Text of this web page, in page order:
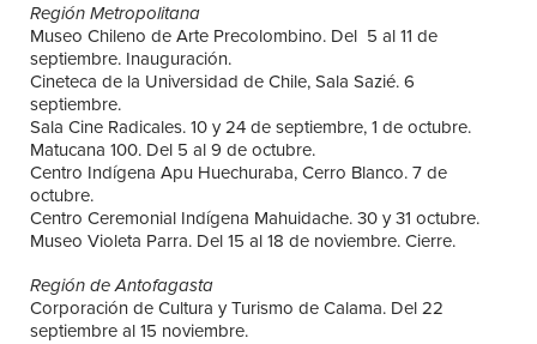
Región Metropolitana
Museo Chileno de Arte Precolombino. Del 5 al 11 de
septiembre. Inauguración.
Cineteca de la Universidad de Chile, Sala Sazié. 6
septiembre.
Sala Cine Radicales. 10 y 24 de septiembre, 1 de octubre.
Matucana 100. Del 5 al 9 de octubre.
Centro Indígena Apu Huechuraba, Cerro Blanco. 7 de
octubre.
Centro Ceremonial Indígena Mahuidache. 30 y 31 octubre.
Museo Violeta Parra. Del 15 al 18 de noviembre. Cierre.
Región de Antofagasta
Corporación de Cultura y Turismo de Calama. Del 22
septiembre al 15 noviembre.